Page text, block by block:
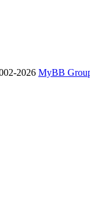
2026 MyBB